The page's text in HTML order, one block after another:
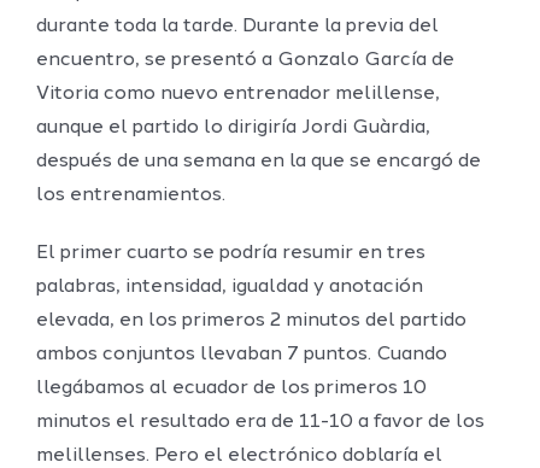
durante toda la tarde. Durante la previa del
encuentro, se presentó a Gonzalo García de
Vitoria como nuevo entrenador melillense,
aunque el partido lo dirigiría Jordi Guàrdia,
después de una semana en la que se encargó de
los entrenamientos.
El primer cuarto se podría resumir en tres
palabras, intensidad, igualdad y anotación
elevada, en los primeros 2 minutos del partido
ambos conjuntos llevaban 7 puntos. Cuando
llegábamos al ecuador de los primeros 10
minutos el resultado era de 11-10 a favor de los
melillenses. Pero el electrónico doblaría el